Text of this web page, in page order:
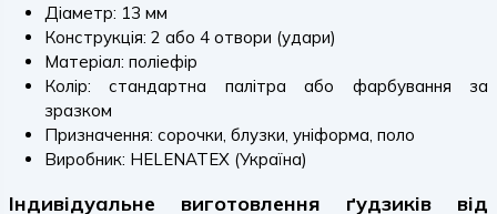
Діаметр: 13 мм
Конструкція: 2 або 4 отвори (удари)
Матеріал: поліефір
Колір: стандартна палітра або фарбування за
зразком
Призначення: сорочки, блузки, уніформа, поло
Виробник: HELENATEX (Україна)
Індивідуальне виготовлення ґудзиків від